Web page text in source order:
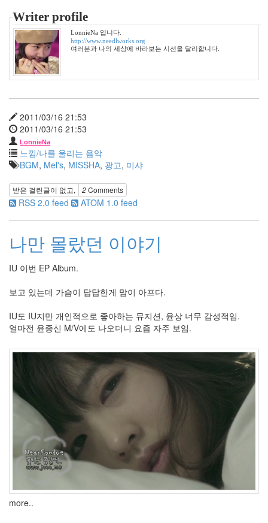
Writer profile
LonnieNa 입니다.
http://www.needlworks.org
여러분과 나의 세상에 바라보는 시선을 달리합니다.
2011/03/16 21:53
2011/03/16 21:53
LonnieNa
느낌/나를 울리는 음악
BGM, Mel's, MISSHA, 광고, 미샤
받은 걸린글이 없고, 2Comments
RSS 2.0 feed ATOM 1.0 feed
나만 몰랐던 이야기
IU 이번 EP Album.
보고 있는데 가슴이 답답한게 맘이 아프다.
IU도 IU지만 개인적으로 좋아하는 뮤지션, 윤상 너무 감성적임.
얼마전 윤종신 M/V에도 나오더니 요즘 자주 보임.
more..
포
쉽
반
지
무
념
사
천
땡
천
의
무
KMP
Rainy
JOOO
xml
술